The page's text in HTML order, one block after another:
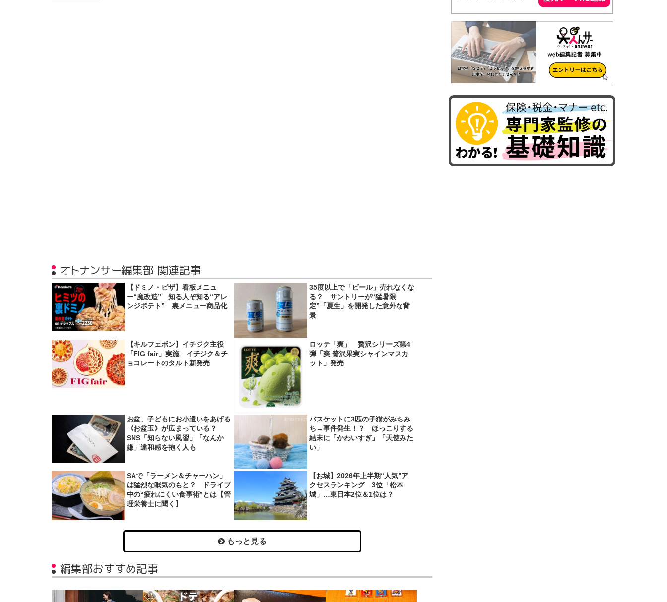
オトナンサー編集部 関連記事
【ドミノ・ピザ】看板メニュ
ー“魔改造” 知る人ぞ知る“アレ
ンジポテト” 裏メニュー商品化
35度以上で「ビール」売れなくな
る？ サントリーが“猛暑限
定”「夏生」を開発した意外な背
景
【キルフェボン】イチジク主役
「FIG fair」実施 イチジク＆チ
ョコレートのタルト新発売
ロッテ「爽」 贅沢シリーズ第4
弾「爽 贅沢果実シャインマスカ
ット」発売
お盆、子どもにお小遣いをあげる
《お盆玉》が広まっている？
SNS「知らない風習」「なんか
嫌」違和感を抱く人も
バスケットに3匹の子猫がみちみ
ち→事件発生！？ ほっこりする
結末に「かわいすぎ」「天使みた
い」
SAで「ラーメン＆チャーハン」
は猛烈な眠気のもと？ ドライブ
中の“疲れにくい食事術”とは【管
理栄養士に聞く】
【お城】2026年上半期“人気”ア
クセスランキング 3位「松本
城」…東日本2位＆1位は？
もっと見る
編集部おすすめ記事